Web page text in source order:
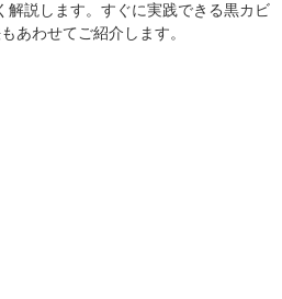
解説します。すぐに実践できる黒カビ
あわせてご紹介します。